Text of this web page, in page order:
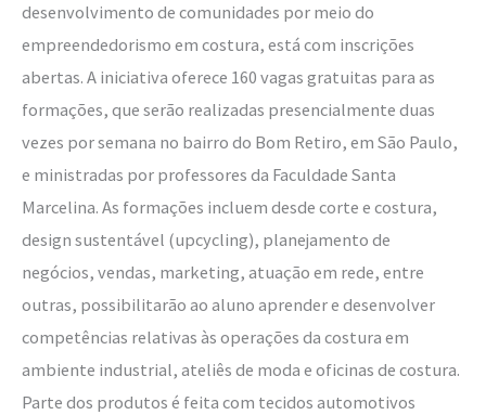
desenvolvimento de comunidades por meio do
empreendedorismo em costura, está com inscrições
abertas. A iniciativa oferece 160 vagas gratuitas para as
formações, que serão realizadas presencialmente duas
vezes por semana no bairro do Bom Retiro, em São Paulo,
e ministradas por professores da Faculdade Santa
Marcelina. As formações incluem desde corte e costura,
design sustentável (upcycling), planejamento de
negócios, vendas, marketing, atuação em rede, entre
outras, possibilitarão ao aluno aprender e desenvolver
competências relativas às operações da costura em
ambiente industrial, ateliês de moda e oficinas de costura.
Parte dos produtos é feita com tecidos automotivos